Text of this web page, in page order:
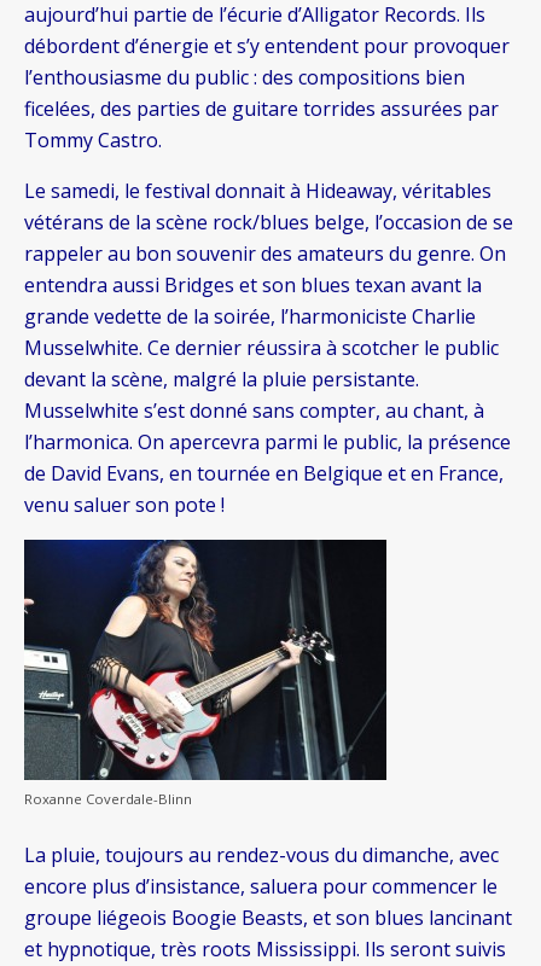
aujourd’hui partie de l’écurie d’Alligator Records. Ils
débordent d’énergie et s’y entendent pour provoquer
l’enthousiasme du public : des compositions bien
ficelées, des parties de guitare torrides assurées par
Tommy Castro.
Le samedi, le festival donnait à Hideaway, véritables
vétérans de la scène rock/blues belge, l’occasion de se
rappeler au bon souvenir des amateurs du genre. On
entendra aussi Bridges et son blues texan avant la
grande vedette de la soirée, l’harmoniciste Charlie
Musselwhite. Ce dernier réussira à scotcher le public
devant la scène, malgré la pluie persistante.
Musselwhite s’est donné sans compter, au chant, à
l’harmonica. On apercevra parmi le public, la présence
de David Evans, en tournée en Belgique et en France,
venu saluer son pote !
Roxanne Coverdale-Blinn
La pluie, toujours au rendez-vous du dimanche, avec
encore plus d’insistance, saluera pour commencer le
groupe liégeois Boogie Beasts, et son blues lancinant
et hypnotique, très roots Mississippi. Ils seront suivis